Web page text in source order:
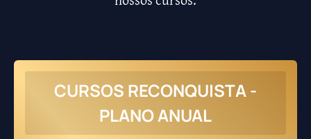
CURSOS RECONQUISTA -
PLANO ANUAL